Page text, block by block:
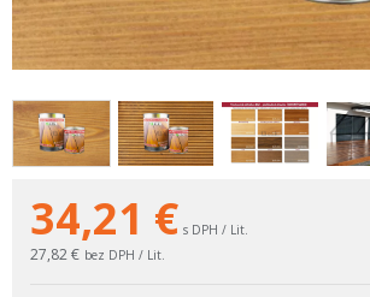
34,21 € s DPH / Lit.
27,82 € bez DPH / Lit.